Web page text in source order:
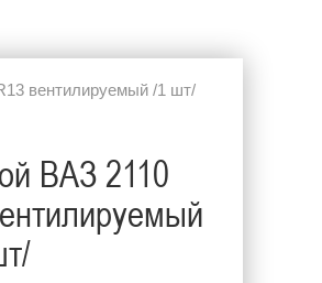
вентилируемый /1 шт/
ВАЗ 2110